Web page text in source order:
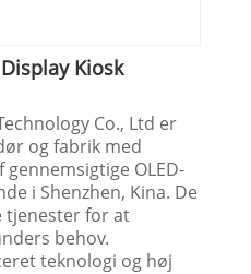
Kiosk
Co., Ltd er
og fabrik med
OLED-
i Shenzhen, Kina. De
tjenester for at
behov.
teknologi og høj